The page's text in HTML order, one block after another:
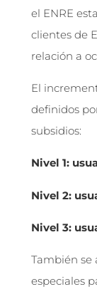
el ENRE
clientes de
relación a
El
definidos
subsidios:
Nivel 1:
Nivel 2:
Nivel 3:
También se
especiales